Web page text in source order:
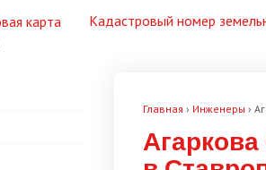
Кадастровый номер
Главная › Инженеры ›